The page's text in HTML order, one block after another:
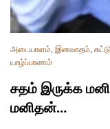
அடையாளம், இனவாதம்,
யாழ்ப்பாணம்
சதம் இருக்க
மனிதன்…